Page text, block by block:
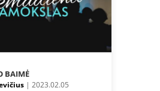
BAIMĖ
| 2023.02.05